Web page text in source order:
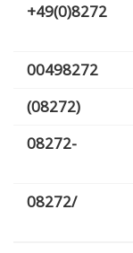
+49(0)8272
00498272
(08272)
08272-
08272/